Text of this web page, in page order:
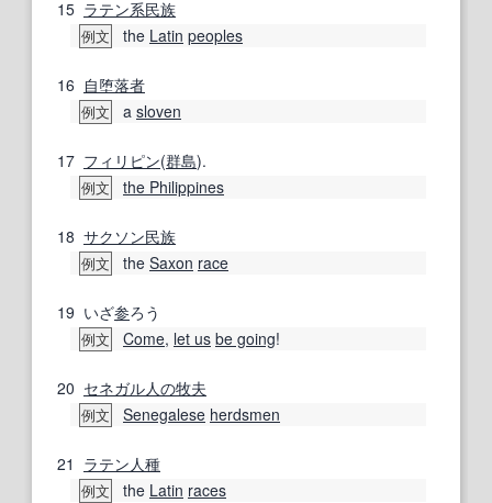
15 ラテン系民族
例文 the Latin peoples
16 自堕落者
例文 a sloven
17 フィリピン(群島).
例文 the Philippines
18 サクソン民族
例文 the Saxon race
19 いざ参ろう
例文 Come, let us be going!
20 セネガル人の牧夫
例文 Senegalese herdsmen
21 ラテン人種
例文 the Latin races